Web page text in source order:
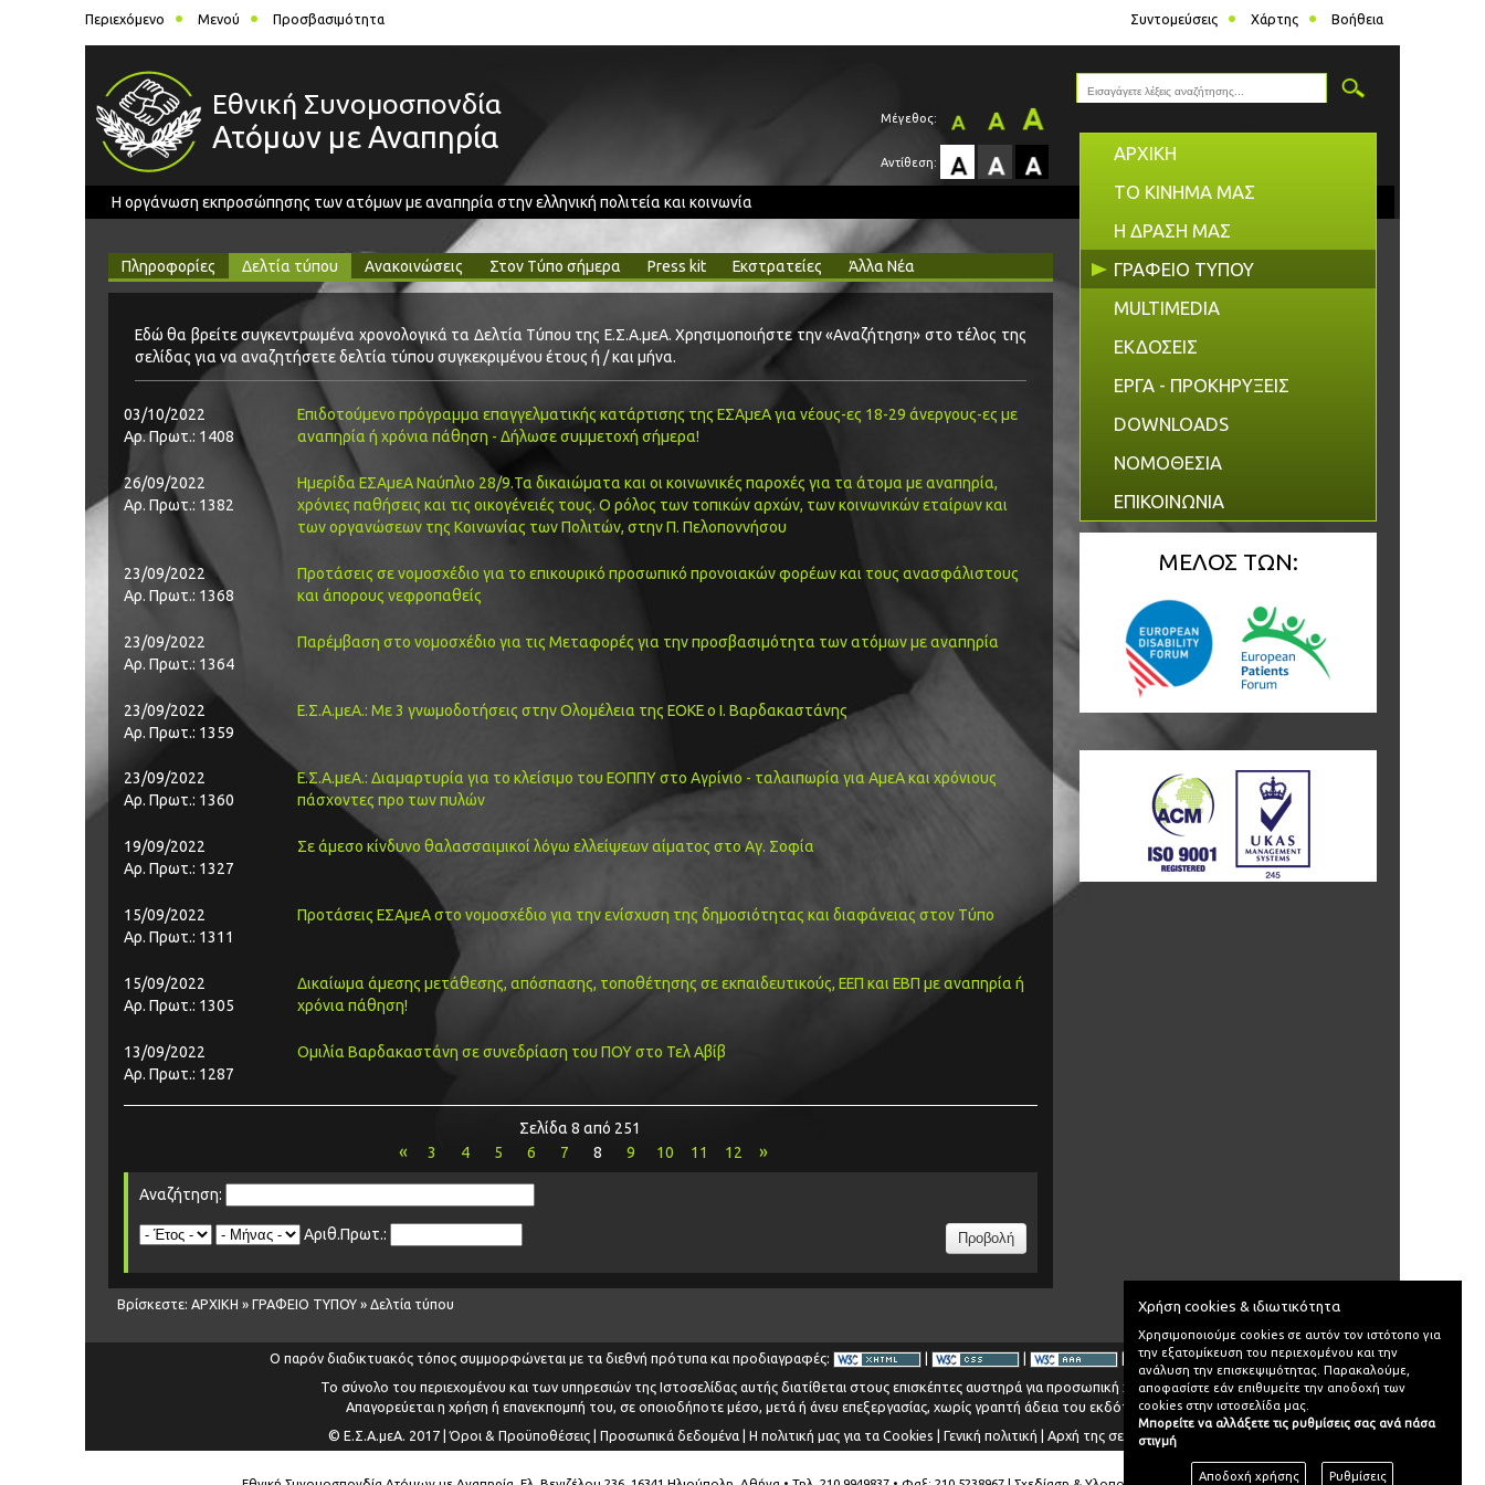
Περιεχόμενο Μενού Προσβασιμότητα Συντομεύσεις Χάρτης Βοήθεια
Μέγεθος:
Αντίθεση:
Εθνική Συνομοσπονδία
Ατόμων με Αναπηρία
Η οργάνωση εκπροσώπησης των ατόμων με αναπηρία στην ελληνική πολιτεία και κοινωνία
ΑΡΧΙΚΗ
ΤΟ ΚΙΝΗΜΑ ΜΑΣ
Η ΔΡΑΣΗ ΜΑΣ
ΓΡΑΦΕΙΟ ΤΥΠΟΥ
MULTIMEDIA
ΕΚΔΟΣΕΙΣ
ΕΡΓΑ - ΠΡΟΚΗΡΥΞΕΙΣ
DOWNLOADS
ΝΟΜΟΘΕΣΙΑ
ΕΠΙΚΟΙΝΩΝΙΑ
ΜΕΛΟΣ ΤΩΝ:
Πληροφορίες Δελτία τύπου Ανακοινώσεις Στον Τύπο σήμερα Press kit Εκστρατείες Άλλα Νέα
Εδώ θα βρείτε συγκεντρωμένα χρονολογικά τα Δελτία Τύπου της Ε.Σ.Α.μεΑ. Χρησιμοποιήστε την «Αναζήτηση» στο τέλος της
σελίδας για να αναζητήσετε δελτία τύπου συγκεκριμένου έτους ή / και μήνα.
03/10/2022
Αρ. Πρωτ.: 1408
Επιδοτούμενο πρόγραμμα επαγγελματικής κατάρτισης της ΕΣΑμεΑ για νέους-ες 18-29 άνεργους-ες με
αναπηρία ή χρόνια πάθηση - Δήλωσε συμμετοχή σήμερα!
26/09/2022
Αρ. Πρωτ.: 1382
Ημερίδα ΕΣΑμεΑ Ναύπλιο 28/9.Τα δικαιώματα και οι κοινωνικές παροχές για τα άτομα με αναπηρία,
χρόνιες παθήσεις και τις οικογένειές τους. Ο ρόλος των τοπικών αρχών, των κοινωνικών εταίρων και
των οργανώσεων της Κοινωνίας των Πολιτών, στην Π. Πελοποννήσου
23/09/2022
Αρ. Πρωτ.: 1368
Προτάσεις σε νομοσχέδιο για το επικουρικό προσωπικό προνοιακών φορέων και τους ανασφάλιστους
και άπορους νεφροπαθείς
23/09/2022
Αρ. Πρωτ.: 1364
Παρέμβαση στο νομοσχέδιο για τις Μεταφορές για την προσβασιμότητα των ατόμων με αναπηρία
23/09/2022
Αρ. Πρωτ.: 1359
Ε.Σ.Α.μεΑ.: Με 3 γνωμοδοτήσεις στην Ολομέλεια της ΕΟΚΕ ο Ι. Βαρδακαστάνης
23/09/2022
Αρ. Πρωτ.: 1360
Ε.Σ.Α.μεΑ.: Διαμαρτυρία για το κλείσιμο του ΕΟΠΠΥ στο Αγρίνιο - ταλαιπωρία για ΑμεΑ και χρόνιους
πάσχοντες προ των πυλών
19/09/2022
Αρ. Πρωτ.: 1327
Σε άμεσο κίνδυνο θαλασσαιμικοί λόγω ελλείψεων αίματος στο Αγ. Σοφία
15/09/2022
Αρ. Πρωτ.: 1311
Προτάσεις ΕΣΑμεΑ στο νομοσχέδιο για την ενίσχυση της δημοσιότητας και διαφάνειας στον Τύπο
15/09/2022
Αρ. Πρωτ.: 1305
Δικαίωμα άμεσης μετάθεσης, απόσπασης, τοποθέτησης σε εκπαιδευτικούς, ΕΕΠ και ΕΒΠ με αναπηρία ή
χρόνια πάθηση!
13/09/2022
Αρ. Πρωτ.: 1287
Ομιλία Βαρδακαστάνη σε συνεδρίαση του ΠΟΥ στο Τελ Αβίβ
Σελίδα 8 από 251
« 3 4 5 6 7 8 9 10 11 12 »
Αναζήτηση:
Αριθ.Πρωτ.:
Βρίσκεστε: ΑΡΧΙΚΗ » ΓΡΑΦΕΙΟ ΤΥΠΟΥ» Δελτία τύπου
Ο παρόν διαδικτυακός τόπος συμμορφώνεται με τα διεθνή πρότυπα και προδιαγραφές: | |
|
Το σύνολο του περιεχομένου και των υπηρεσιών της Ιστοσελίδας αυτής διατίθεται στους επισκέπτες αυστηρά για προσωπική χρήση.
Απαγορεύεται η χρήση ή επανεκπομπή του, σε οποιοδήποτε μέσο, μετά ή άνευ επεξεργασίας, χωρίς γραπτή άδεια του εκδότη.
© Ε.Σ.Α.μεΑ. 2017 |Όροι & Προϋποθέσεις Προσωπικά δεδομένα H πολιτική μας για τα Cookies Γενική πολιτική Αρχή της σελίδας
Χρήση cookies & ιδιωτικότητα
Χρησιμοποιούμε cookies σε αυτόν τον ιστότοπο για
την εξατομίκευση του περιεχομένου και την
ανάλυση την επισκεψιμότητας. Παρακαλούμε,
αποφασίστε εάν επιθυμείτε την αποδοχή των
cookies στην ιστοσελίδα μας.
Μπορείτε να αλλάξετε τις ρυθμίσεις σας ανά πάσα
στιγμή
Αποδοχή χρήσης Ρυθμίσεις